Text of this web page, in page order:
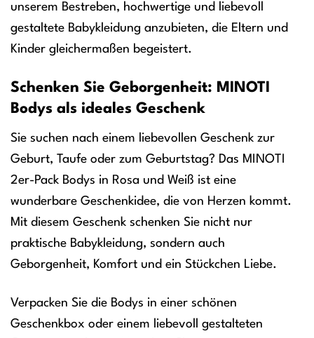
unserem Bestreben, hochwertige und liebevoll
gestaltete Babykleidung anzubieten, die Eltern und
Kinder gleichermaßen begeistert.
Schenken Sie Geborgenheit: MINOTI
Bodys als ideales Geschenk
Sie suchen nach einem liebevollen Geschenk zur
Geburt, Taufe oder zum Geburtstag? Das MINOTI
2er-Pack Bodys in Rosa und Weiß ist eine
wunderbare Geschenkidee, die von Herzen kommt.
Mit diesem Geschenk schenken Sie nicht nur
praktische Babykleidung, sondern auch
Geborgenheit, Komfort und ein Stückchen Liebe.
Verpacken Sie die Bodys in einer schönen
Geschenkbox oder einem liebevoll gestalteten